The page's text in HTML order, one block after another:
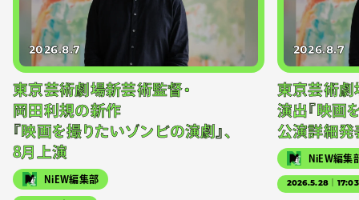
2026.8.7
東京芸術劇場新芸術監督・
岡田利規の新作
『映画を撮りたいゾンビの演劇』、
8月上演
NiEW編集部
2026.8.7
東京芸術劇
演出『映画
公演詳細発
NiEW編集
2026.5.28｜17:03